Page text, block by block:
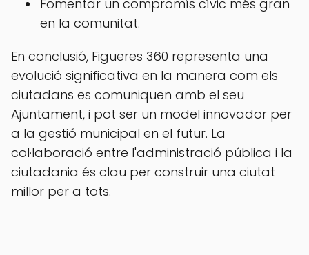
Fomentar un compromís cívic més gran
en la comunitat.
En conclusió, Figueres 360 representa una
evolució significativa en la manera com els
ciutadans es comuniquen amb el seu
Ajuntament, i pot ser un model innovador per
a la gestió municipal en el futur. La
col·laboració entre l'administració pública i la
ciutadania és clau per construir una ciutat
millor per a tots.